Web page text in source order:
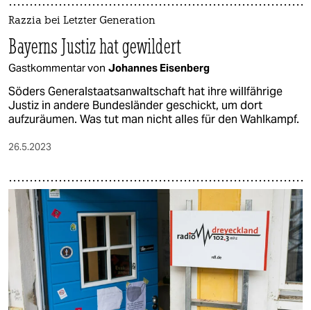
Razzia bei Letzter Generation
Bayerns Justiz hat gewildert
Gastkommentar von Johannes Eisenberg
Söders Generalstaatsanwaltschaft hat ihre willfährige
Justiz in andere Bundesländer geschickt, um dort
aufzuräumen. Was tut man nicht alles für den Wahlkampf.
26.5.2023